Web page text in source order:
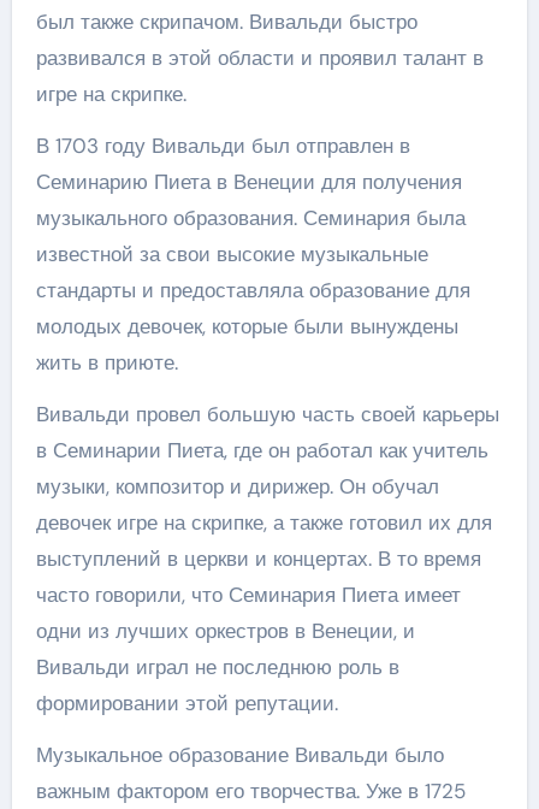
был также скрипачом. Вивальди быстро
развивался в этой области и проявил талант в
игре на скрипке.
В 1703 году Вивальди был отправлен в
Семинарию Пиета в Венеции для получения
музыкального образования. Семинария была
известной за свои высокие музыкальные
стандарты и предоставляла образование для
молодых девочек, которые были вынуждены
жить в приюте.
Вивальди провел большую часть своей карьеры
в Семинарии Пиета, где он работал как учитель
музыки, композитор и дирижер. Он обучал
девочек игре на скрипке, а также готовил их для
выступлений в церкви и концертах. В то время
часто говорили, что Семинария Пиета имеет
одни из лучших оркестров в Венеции, и
Вивальди играл не последнюю роль в
формировании этой репутации.
Музыкальное образование Вивальди было
важным фактором его творчества. Уже в 1725